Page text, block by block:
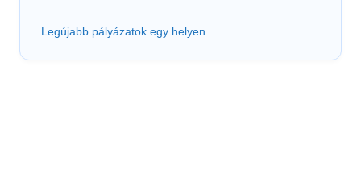
Legújabb pályázatok egy helyen